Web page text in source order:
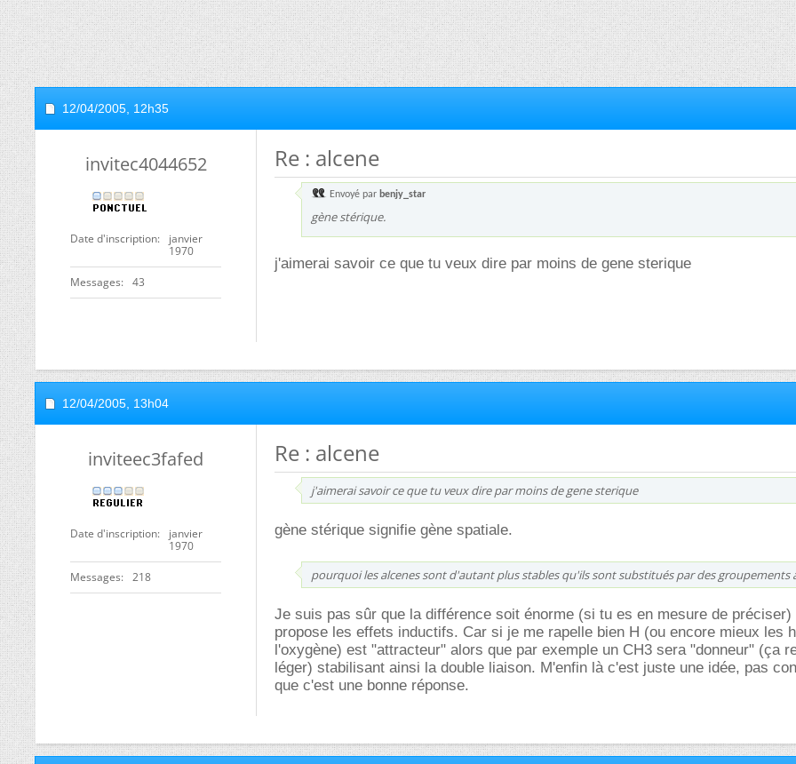
12/04/2005, 12h35
invitec4044652
Date d'inscription
janvier
1970
Messages 43
Re : alcene
Envoyé par benjy_star
gène stérique.
j'aimerai savoir ce que tu veux dire par moins de gene sterique
12/04/2005, 13h04
inviteec3fafed
Date d'inscription
janvier
1970
Messages 218
Re : alcene
j'aimerai savoir ce que tu veux dire par moins de gene sterique
gène stérique signifie gène spatiale.
pourquoi les alcenes sont d'autant plus stables qu'ils sont substitués par des groupements
Je suis pas sûr que la différence soit énorme (si tu es en mesure de préciser)
propose les effets inductifs. Car si je me rapelle bien H (ou encore mieux les
l'oxygène) est "attracteur" alors que par exemple un CH3 sera "donneur" (ça
léger) stabilisant ainsi la double liaison. M'enfin là c'est juste une idée, pas
que c'est une bonne réponse.